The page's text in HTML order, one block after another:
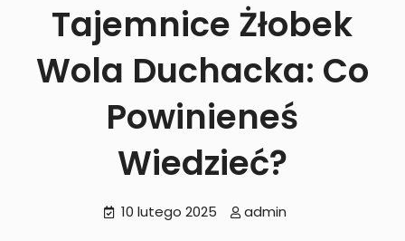
Tajemnice Żłobek
Wola Duchacka: Co
Powinieneś
Wiedzieć?
10 lutego 2025 admin